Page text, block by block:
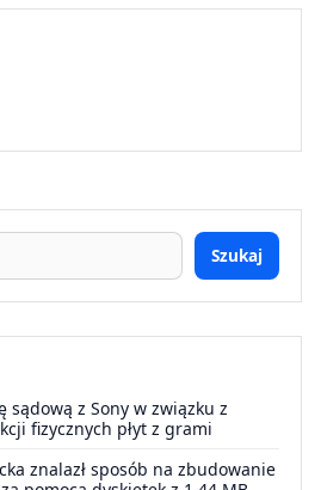
Szukaj
sądową z Sony w związku z
fizycznych płyt z grami
znalazł sposób na zbudowanie